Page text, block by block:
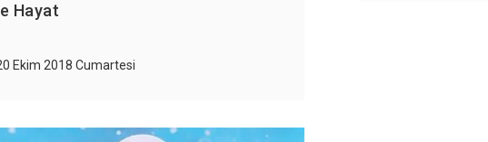
Hayat
Ekim 2018 Cumartesi